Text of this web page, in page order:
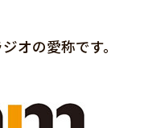
オの愛称です。